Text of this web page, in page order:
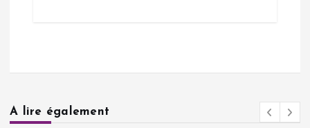
A lire également